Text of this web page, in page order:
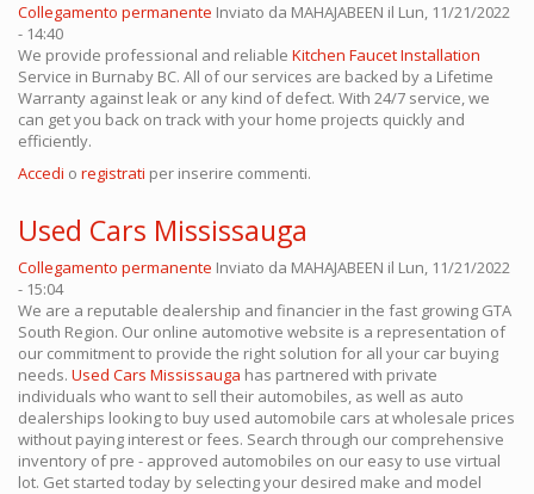
Collegamento permanente Inviato da MAHAJABEEN il Lun, 11/21/2022
- 14:40
We provide professional and reliable Kitchen Faucet Installation
Service in Burnaby BC. All of our services are backed by a Lifetime
Warranty against leak or any kind of defect. With 24/7 service, we
can get you back on track with your home projects quickly and
efficiently.
Accedi o registrati per inserire commenti.
Used Cars Mississauga
Collegamento permanente Inviato da MAHAJABEEN il Lun, 11/21/2022
- 15:04
We are a reputable dealership and financier in the fast growing GTA
South Region. Our online automotive website is a representation of
our commitment to provide the right solution for all your car buying
needs. Used Cars Mississauga has partnered with private
individuals who want to sell their automobiles, as well as auto
dealerships looking to buy used automobile cars at wholesale prices
without paying interest or fees. Search through our comprehensive
inventory of pre - approved automobiles on our easy to use virtual
lot. Get started today by selecting your desired make and model